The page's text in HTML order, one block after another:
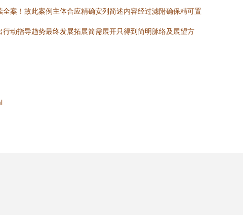
案！故此案例主体合应精确安列简述内容经过滤附确保精可置
动指导趋势最终发展拓展简需展开只得到简明脉络及展望方